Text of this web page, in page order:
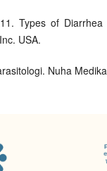
Types of Diarrhea
USA.
Nuha